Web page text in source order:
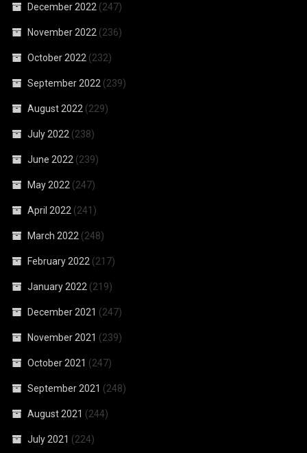
December 2022 (247)
November 2022 (236)
October 2022 (232)
September 2022 (239)
August 2022 (229)
July 2022 (238)
June 2022 (239)
May 2022 (247)
April 2022 (241)
March 2022 (248)
February 2022 (217)
January 2022 (219)
December 2021 (247)
November 2021 (239)
October 2021 (247)
September 2021 (248)
August 2021 (244)
July 2021 (224)